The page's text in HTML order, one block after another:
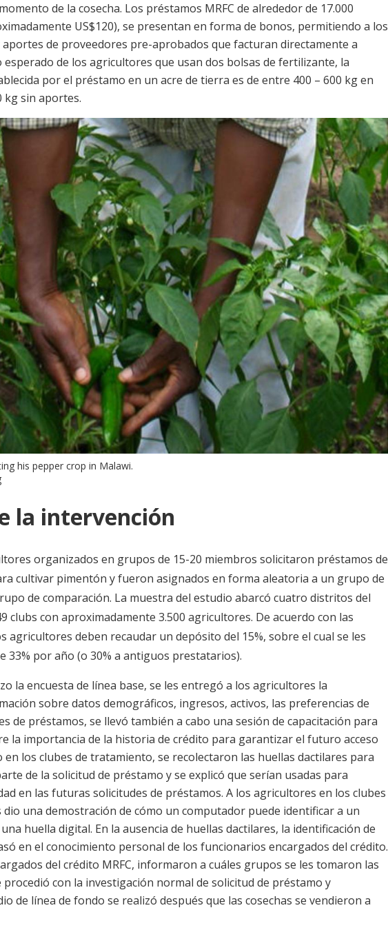
de la cosecha. Los préstamos MRFC de alrededor de 17.000
US$120), se presentan en forma de bonos, permitiendo a los
de proveedores pre-aprobados que facturan directamente a
esperado de los agricultores que usan dos bolsas de fertilizante, la
por el préstamo en un acre de tierra es de entre 400 – 600 kg en
kg sin aportes.
his pepper crop in Malawi.
la intervención
organizados en grupos de 15-20 miembros solicitaron préstamos de
cultivar pimentón y fueron asignados en forma aleatoria a un grupo de
de comparación. La muestra del estudio abarcó cuatro distritos del
clubs con aproximadamente 3.500 agricultores. De acuerdo con las
agricultores deben recaudar un depósito del 15%, sobre el cual se les
33% por año (o 30% a antiguos prestatarios).
la encuesta de línea base, se les entregó a los agricultores la
sobre datos demográficos, ingresos, activos, las preferencias de
de préstamos, se llevó también a cabo una sesión de capacitación para
la importancia de la historia de crédito para garantizar el futuro acceso
en los clubes de tratamiento, se recolectaron las huellas dactilares para
de la solicitud de préstamo y se explicó que serían usadas para
en las futuras solicitudes de préstamos. A los agricultores en los clubes
una demostración de cómo un computador puede identificar a un
huella digital. En la ausencia de huellas dactilares, la identificación de
en el conocimiento personal de los funcionarios encargados del crédito.
del crédito MRFC, informaron a cuáles grupos se les tomaron las
procedió con la investigación normal de solicitud de préstamo y
de línea de fondo se realizó después que las cosechas se vendieron a